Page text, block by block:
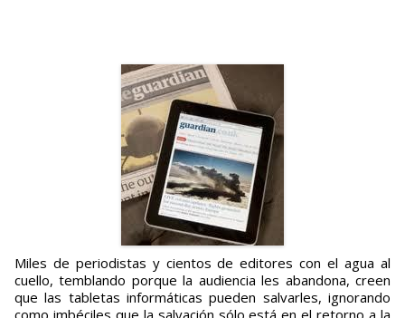
Miles de periodistas y cientos de editores con el agua al
cuello, temblando porque la audiencia les abandona, creen
que las tabletas informáticas pueden salvarles, ignorando